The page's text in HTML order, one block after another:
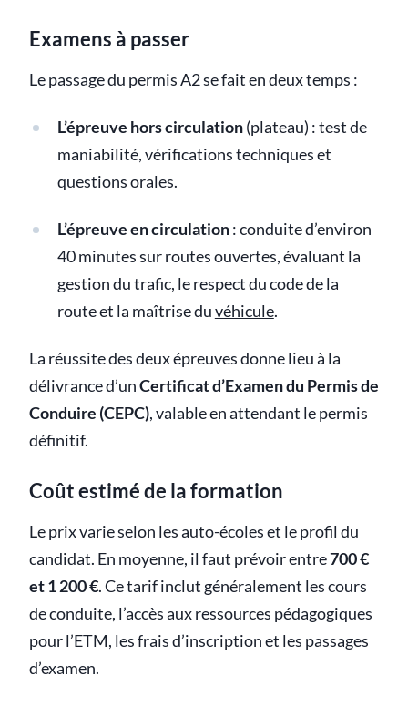
Examens à passer
Le passage du permis A2 se fait en deux temps :
L’épreuve hors circulation(plateau) : test de
maniabilité, vérifications techniques et
questions orales.
L’épreuve en circulation: conduite d’environ
40 minutes sur routes ouvertes, évaluant la
gestion du trafic, le respect du code de la
route et la maîtrise duvéhicule.
La réussite des deux épreuves donne lieu à la
délivrance d’unCertificat d’Examen du Permis de
Conduire (CEPC), valable en attendant le permis
définitif.
Coût estimé de la formation
Le prix varie selon les auto-écoles et le profil du
candidat. En moyenne, il faut prévoir entre700 €
et 1 200 €. Ce tarif inclut généralement les cours
de conduite, l’accès aux ressources pédagogiques
pour l’ETM, les frais d’inscription et les passages
d’examen.